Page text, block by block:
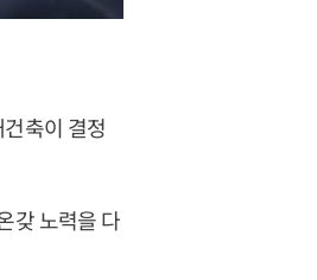
축이 결정
갖 노력을 다